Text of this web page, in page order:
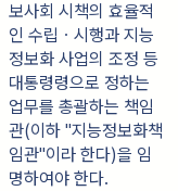
보사회 시책의 효율적
인 수립ㆍ시행과 지능
정보화 사업의 조정 등
대통령령으로 정하는
업무를 총괄하는 책임
관(이하 "지능정보화책
임관"이라 한다)을 임
명하여야 한다.